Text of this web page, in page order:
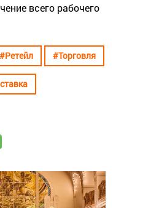
всего рабочего
#Ретейл #Торговля